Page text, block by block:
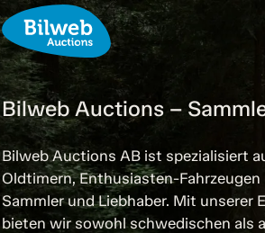
Bilweb Auctions –
Bilweb Auctions AB ist spezialisiert
Oldtimern, Enthusiasten-
Sammler und Liebhaber. Mit unserer
bieten wir sowohl schwedischen als